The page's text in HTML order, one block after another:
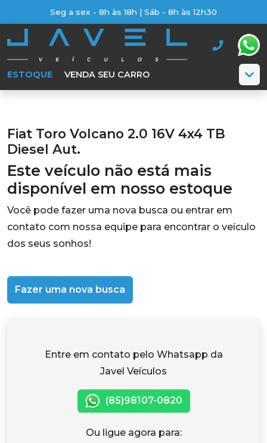
Seg a sex - 8h às 18h | Sáb - 8h às 12h30
ESTOQUE VENDA SEU CARRO
Fiat Toro Volcano 2.0 16V 4x4 TB
Diesel Aut.
Este veículo não está mais
disponível em nosso estoque
Você pode fazer uma nova busca ou entrar em
contato com nossa equipe para encontrar o veículo
dos seus sonhos!
Fazer uma nova busca
Entre em contato pelo Whatsapp da
Javel Veículos
(85)98107-0820
Ou ligue agora para: